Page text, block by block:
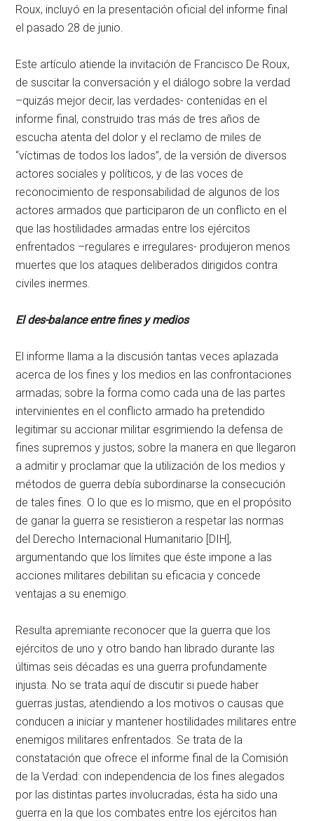
Roux, incluyó en la presentación oficial del informe final
el pasado 28 de junio.
Este artículo atiende la invitación de Francisco De Roux,
de suscitar la conversación y el diálogo sobre la verdad
–quizás mejor decir, las verdades- contenidas en el
informe final, construido tras más de tres años de
escucha atenta del dolor y el reclamo de miles de
“víctimas de todos los lados”, de la versión de diversos
actores sociales y políticos, y de las voces de
reconocimiento de responsabilidad de algunos de los
actores armados que participaron de un conflicto en el
que las hostilidades armadas entre los ejércitos
enfrentados –regulares e irregulares- produjeron menos
muertes que los ataques deliberados dirigidos contra
civiles inermes.
El des-balance entre fines y medios
El informe llama a la discusión tantas veces aplazada
acerca de los fines y los medios en las confrontaciones
armadas; sobre la forma como cada una de las partes
intervinientes en el conflicto armado ha pretendido
legitimar su accionar militar esgrimiendo la defensa de
fines supremos y justos; sobre la manera en que llegaron
a admitir y proclamar que la utilización de los medios y
métodos de guerra debía subordinarse la consecución
de tales fines. O lo que es lo mismo, que en el propósito
de ganar la guerra se resistieron a respetar las normas
del Derecho Internacional Humanitario [DIH],
argumentando que los límites que éste impone a las
acciones militares debilitan su eficacia y concede
ventajas a su enemigo.
Resulta apremiante reconocer que la guerra que los
ejércitos de uno y otro bando han librado durante las
últimas seis décadas es una guerra profundamente
injusta. No se trata aquí de discutir si puede haber
guerras justas, atendiendo a los motivos o causas que
conducen a iniciar y mantener hostilidades militares entre
enemigos militares enfrentados. Se trata de la
constatación que ofrece el informe final de la Comisión
de la Verdad: con independencia de los fines alegados
por las distintas partes involucradas, ésta ha sido una
guerra en la que los combates entre los ejércitos han